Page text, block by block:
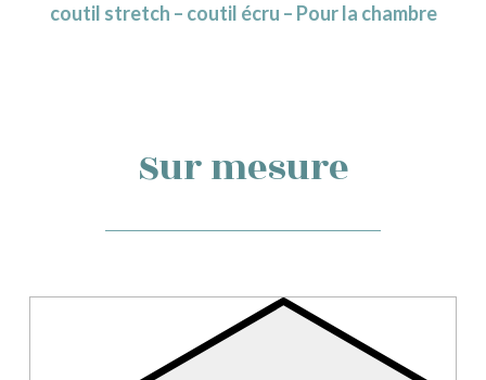
coutil stretch – coutil écru – Pour la chambre
Sur mesure